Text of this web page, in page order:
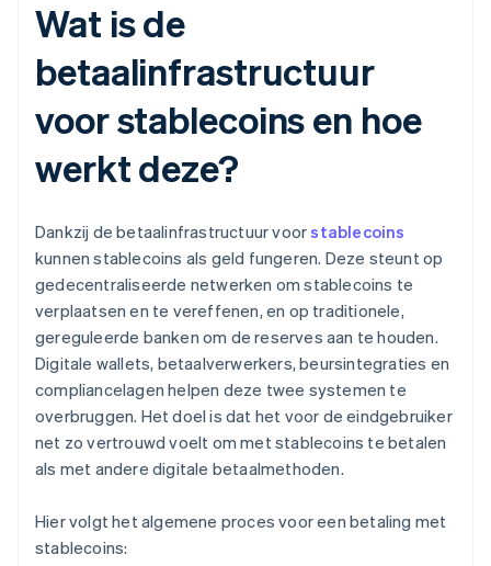
Wat is de
betaalinfrastructuur
voor stablecoins en hoe
werkt deze?
Dankzij de betaalinfrastructuur voorstablecoins
kunnen stablecoins als geld fungeren. Deze steunt op
gedecentraliseerde netwerken om stablecoins te
verplaatsen en te vereffenen, en op traditionele,
gereguleerde banken om de reserves aan te houden.
Digitale wallets, betaalverwerkers, beursintegraties en
compliancelagen helpen deze twee systemen te
overbruggen. Het doel is dat het voor de eindgebruiker
net zo vertrouwd voelt om met stablecoins te betalen
als met andere digitale betaalmethoden.
Hier volgt het algemene proces voor een betaling met
stablecoins: